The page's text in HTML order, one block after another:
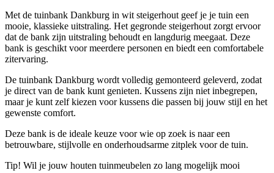
Met de tuinbank Dankburg in wit steigerhout geef je je tuin een
mooie, klassieke uitstraling. Het gegronde steigerhout zorgt ervoor
dat de bank zijn uitstraling behoudt en langdurig meegaat. Deze
bank is geschikt voor meerdere personen en biedt een comfortabele
zitervaring.
De tuinbank Dankburg wordt volledig gemonteerd geleverd, zodat
je direct van de bank kunt genieten. Kussens zijn niet inbegrepen,
maar je kunt zelf kiezen voor kussens die passen bij jouw stijl en het
gewenste comfort.
Deze bank is de ideale keuze voor wie op zoek is naar een
betrouwbare, stijlvolle en onderhoudsarme zitplek voor de tuin.
Tip! Wil je jouw houten tuinmeubelen zo lang mogelijk mooi